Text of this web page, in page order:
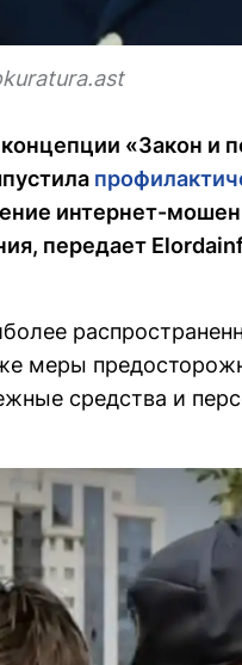
«Закон и
интернет-
передает
меры
средства и